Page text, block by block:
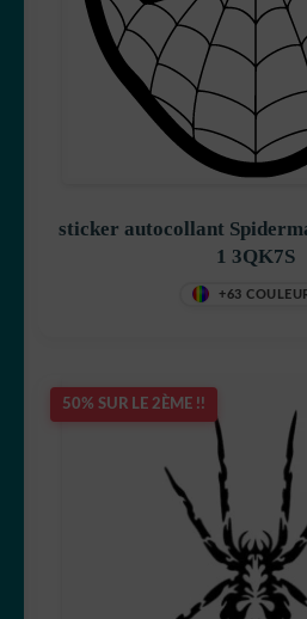
sticker autocollant
1 3QK7S
+63
50% SUR LE 2ÈME !!